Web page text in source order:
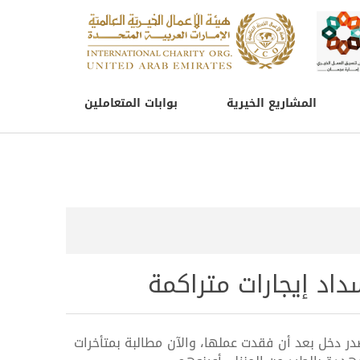
المشاريع الخيرية
إيجارات متراكمة
دخل بعد أن فقدت عملها، والآن مطالبة بمتأخرات